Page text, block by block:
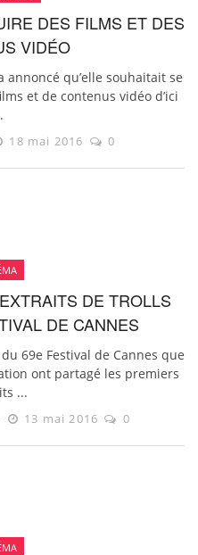
DES FILMS ET DES
VIDÉO
qu’elle souhaitait se
et de contenus vidéo d’ici
18 mai 2016 0
DE TROLLS
DE CANNES
du 69e Festival de Cannes que
ont partagé les premiers
...
13 mai 2016 0